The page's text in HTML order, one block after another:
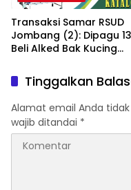
Transaksi Samar RSUD
Jombang (2): Dipagu
Beli Alked Bak Kucing
Tinggalkan
Alamat email Anda
wajib ditandai *